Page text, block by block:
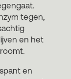
tegen,
en het
en